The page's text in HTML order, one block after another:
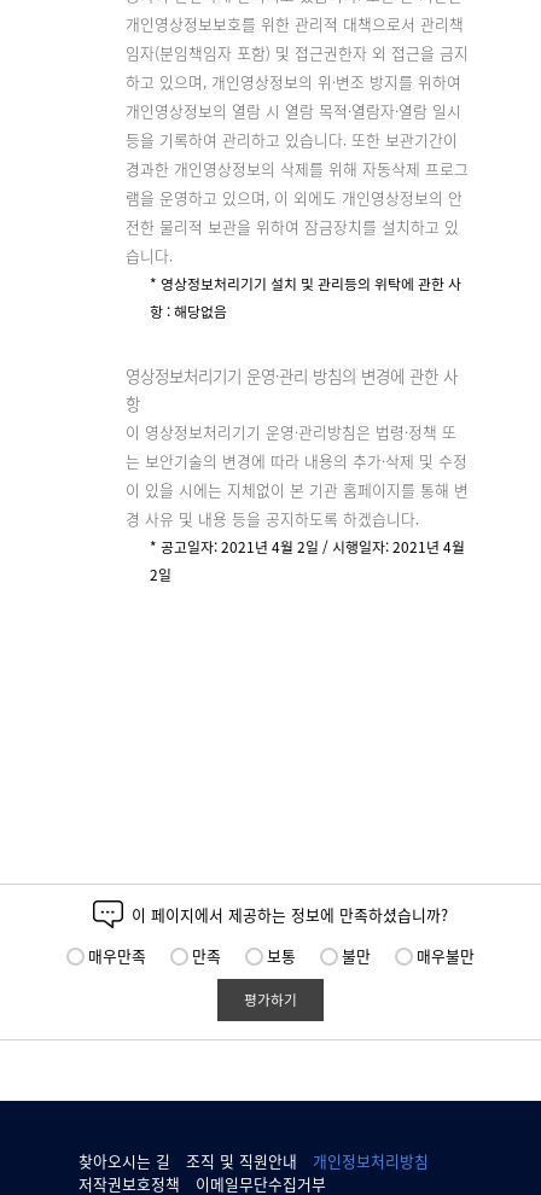
개인영상정보보호를 위한 관리적 대책으로서 관리책
임자(분임책임자 포함) 및 접근권한자 외 접근을 금지
하고 있으며, 개인영상정보의 위·변조 방지를 위하여
개인영상정보의 열람 시 열람 목적·열람자·열람 일시
등을 기록하여 관리하고 있습니다. 또한 보관기간이
경과한 개인영상정보의 삭제를 위해 자동삭제 프로그
램을 운영하고 있으며, 이 외에도 개인영상정보의 안
전한 물리적 보관을 위하여 잠금장치를 설치하고 있
습니다.
* 영상정보처리기기 설치 및 관리등의 위탁에 관한 사
항 : 해당없음
영상정보처리기기 운영·관리 방침의 변경에 관한 사
항
이 영상정보처리기기 운영·관리방침은 법령·정책 또
는 보안기술의 변경에 따라 내용의 추가·삭제 및 수정
이 있을 시에는 지체없이 본 기관 홈페이지를 통해 변
경 사유 및 내용 등을 공지하도록 하겠습니다.
* 공고일자: 2021년 4월 2일 / 시행일자: 2021년 4월
2일
이 페이지에서 제공하는 정보에 만족하셨습니까?
매우만족
만족 보통 불만 매우불만
평가하기
찾아오시는 길 조직 및 직원안내
개인정보처리방침
저작권보호정책
이메일무단수집거부